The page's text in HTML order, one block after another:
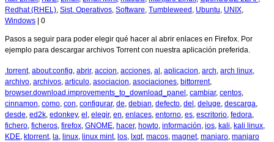
Redhat (RHEL), Sist. Operativos, Software, Tumbleweed , Ubuntu, UNIX,
Windows
0
Pasos a seguir para poder elegir qué hacer al abrir enlaces en Firefox. Por
ejemplo para descargar archivos Torrent con nuestra aplicación preferida.
.torrent, about:config, abrir, accion, acciones, al , aplicacion, arch, arch linux,
archivo, archivos, articulo, asociacion, asociaciones, bittorrent,
browser.download.improvements_to_download_panel , cambiar, centos,
cinnamon, como, con, configurar, de, debian, defecto, del , deluge, descarga,
desde, ed2k, edonkey, el , elegir, en, enlaces, entorno, es, escritorio, fedora,
fichero, ficheros, firefox, GNOME, hacer, howto, información, ios, kali, kali linux,
KDE, ktorrent, la, linux, linux mint, los, lxqt, macos, magnet, manjaro, manjaro